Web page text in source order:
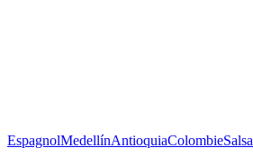
EspagnolMedellínAntioquiaColombieSalsa